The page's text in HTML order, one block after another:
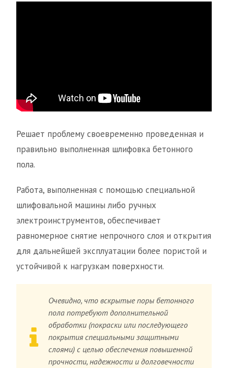
Решает проблему своевременно проведенная и
правильно выполненная шлифовка бетонного
пола.
Работа, выполненная с помощью специальной
шлифовальной машины либо ручных
электроинструментов, обеспечивает
равномерное снятие непрочного слоя и открытия
для дальнейшей эксплуатации более пористой и
устойчивой к нагрузкам поверхности.
Очевидно, что вскрытые поры бетонного
пола потребуют дополнительной
обработки (покраски или последующего
покрытия специальными защитными
слоями) с целью обеспечения повышенной
прочности, надежности и долговечности